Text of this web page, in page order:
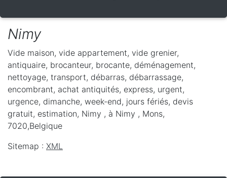
Nimy
Vide maison, vide appartement, vide grenier,
antiquaire, brocanteur, brocante, déménagement,
nettoyage, transport, débarras, débarrassage,
encombrant, achat antiquités, express, urgent,
urgence, dimanche, week-end, jours fériés, devis
gratuit, estimation, Nimy , à Nimy , Mons,
7020,Belgique
Sitemap : XML